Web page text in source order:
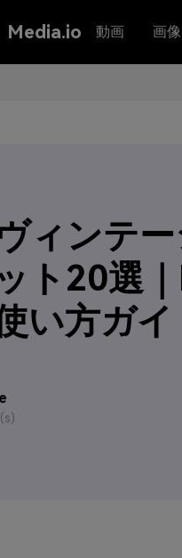
Media.io 動画 画像
ィンテー
ト20選
い方ガイ